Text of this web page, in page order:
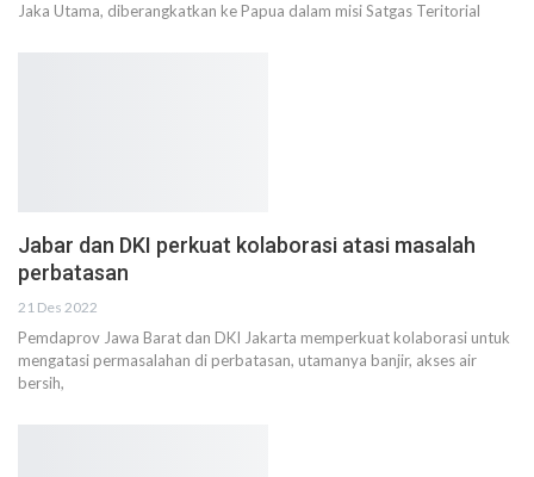
Jaka Utama, diberangkatkan ke Papua dalam misi Satgas Teritorial
Jabar dan DKI perkuat kolaborasi atasi masalah
perbatasan
21 Des 2022
Pemdaprov Jawa Barat dan DKI Jakarta memperkuat kolaborasi untuk
mengatasi permasalahan di perbatasan, utamanya banjir, akses air
bersih,